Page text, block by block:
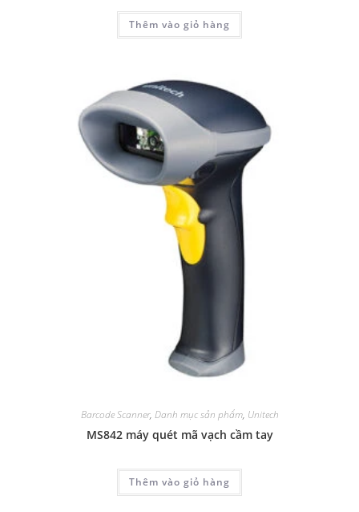
Thêm vào giỏ hàng
Barcode Scanner, Danh mục sản phẩm, Unitech
MS842 máy quét mã vạch cầm tay
Thêm vào giỏ hàng